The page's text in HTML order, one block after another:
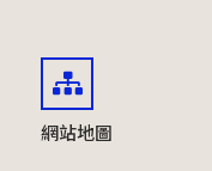
網站地圖